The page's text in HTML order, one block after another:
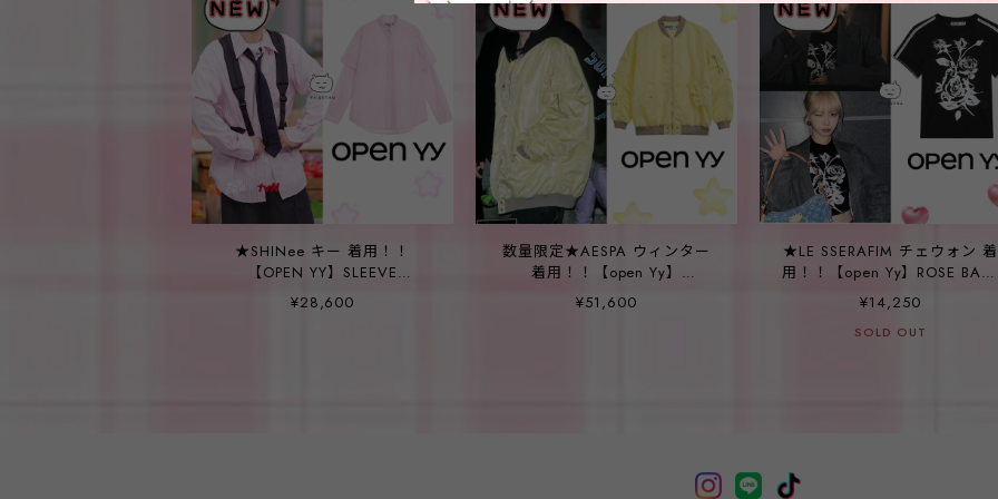
★SHINee キー 着用！！
【OPEN YY】SLEEVE
PROTECTOR SHIRT, PINK
¥28,600
数量限定★AESPA ウィンター
着用！！【open Yy】
OVERSIZED MA1, YELLOW
¥51,600
★LE SSERAFIM チェウォン 着
用！！【open Yy】ROSE
TEE, BLACK
¥14,250
SOLD OUT